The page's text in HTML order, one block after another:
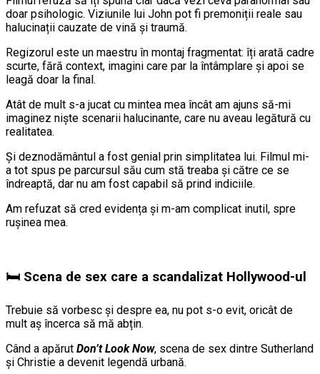
doar psihologic. Viziunile lui John pot fi premoniții reale sau
halucinații cauzate de vină și traumă.
Regizorul este un maestru în montaj fragmentat: îți arată cadre
scurte, fără context, imagini care par la întâmplare și apoi se
leagă doar la final.
Atât de mult s-a jucat cu mintea mea încât am ajuns să-mi
imaginez niște scenarii halucinante, care nu aveau legătură cu
realitatea.
Și deznodământul a fost genial prin simplitatea lui. Filmul mi-
a tot spus pe parcursul său cum stă treaba și către ce se
îndreaptă, dar nu am fost capabil să prind indiciile.
Am refuzat să cred evidența și m-am complicat inutil, spre
rușinea mea.
🛏️ Scena de sex care a scandalizat Hollywood-ul
Trebuie să vorbesc și despre ea, nu pot s-o evit, oricât de
mult aș încerca să mă abțin.
Când a apărut Don’t Look Now, scena de sex dintre Sutherland
și Christie a devenit legendă urbană.